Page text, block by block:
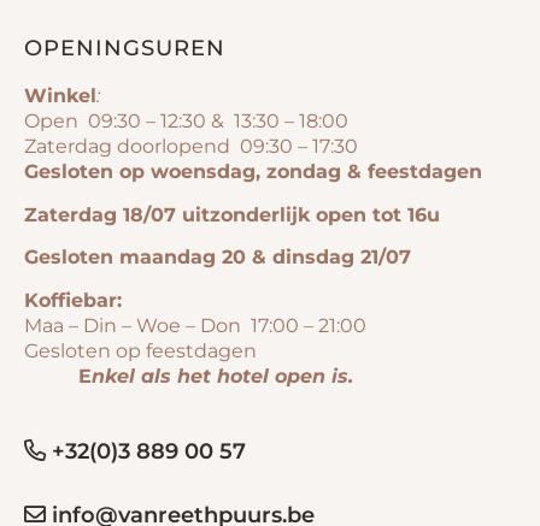
OPENINGSUREN
Winkel :
Open 09:30 – 12:30 & 13:30 – 18:00
Zaterdag doorlopend 09:30 – 17:30
Gesloten op woensdag, zondag & feestdagen
Zaterdag 18/07 uitzonderlijk open tot 16u
Gesloten maandag 20 & dinsdag 21/07
Koffiebar:
Maa – Din – Woe – Don 17:00 – 21:00
Gesloten op feestdagen
Enkel als het hotel open is.
+32(0)3 889 00 57
info@vanreethpuurs.be